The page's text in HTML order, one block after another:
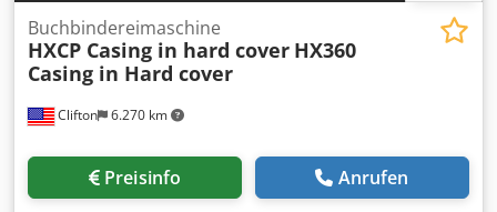
Clifton 6.270 km
Buchbindereimaschine
HXCP Casing in hard cover HX360
Casing in Hard cover
Preisinfo Anrufen